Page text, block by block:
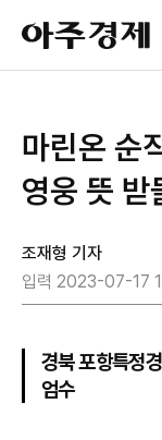
아
주
경
마린온 순
영웅 뜻 받
조재형 기자
입력 2023-07-17
경북 포항특정
엄수